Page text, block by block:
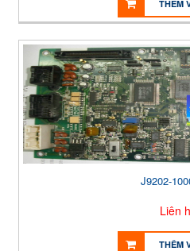
THÊM
J9202-
Liên
THÊM